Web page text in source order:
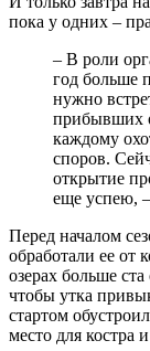
пока у одних –
– В роли
год больше
нужно
прибывших
каждому
споров.
открытие
еще успею,
Перед началом
обработали ее от
озерах больше
чтобы утка
стартом
место для костра